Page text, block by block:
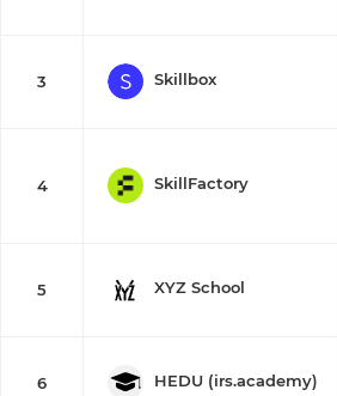
3 Skillbox
4 SkillFactory
5 XYZ School
6 HEDU (irs.academy)